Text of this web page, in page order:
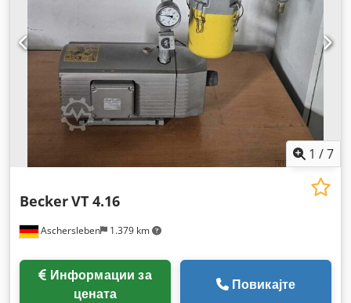
1 /7
Aschersleben 1.379 km
BeckerVT 4.16
цената
Повикајте